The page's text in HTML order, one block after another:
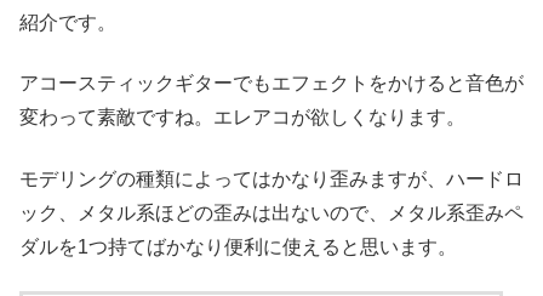
紹介です。
アコースティックギターでもエフェクトをかけると音色が
変わって素敵ですね。エレアコが欲しくなります。
モデリングの種類によってはかなり歪みますが、ハードロ
ック、メタル系ほどの歪みは出ないので、メタル系歪みペ
ダルを1つ持てばかなり便利に使えると思います。